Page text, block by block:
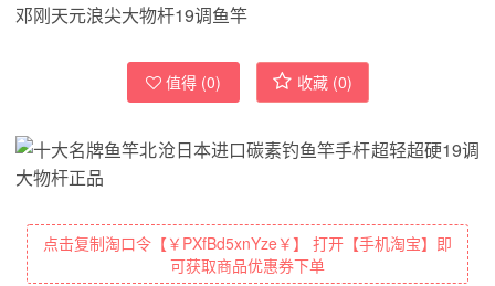
邓刚天元浪尖大物杆19调鱼竿
值得 (0) 收藏 (0)
点击复制淘口令【￥PXfBd5xnYze￥】 打开【手机淘宝】即
可获取商品优惠券下单